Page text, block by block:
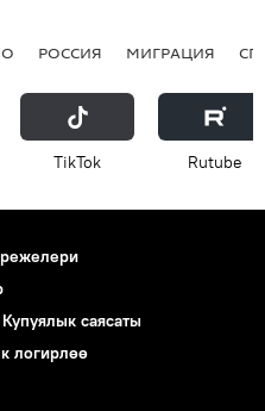
РОССИЯ МИГРАЦИЯ
ТikТоk Rutube
Купуялык саясаты
логирлөө